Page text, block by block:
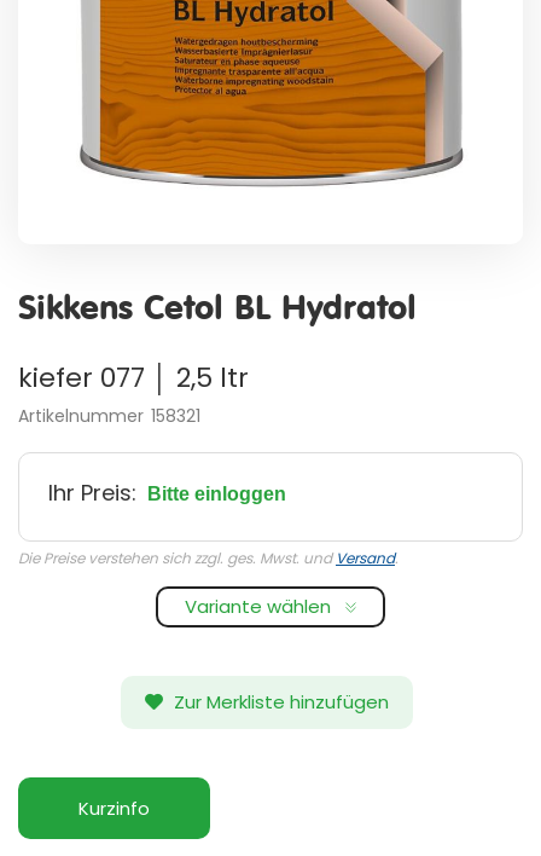
der
Sikkens Cetol BL Hydratol
kiefer 077 │ 2,5 ltr
Artikelnummer 158321
Ihr Preis: Bitte einloggen
Die Preise verstehen sich zzgl. ges. Mwst. und Versand.
Variante wählen
Zur Merkliste hinzufügen
Kurzinfo